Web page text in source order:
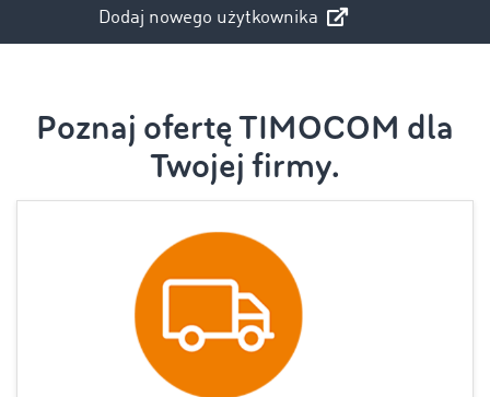
Dodaj nowego użytkownika
Poznaj ofertę TIMOCOM dla
Twojej firmy.